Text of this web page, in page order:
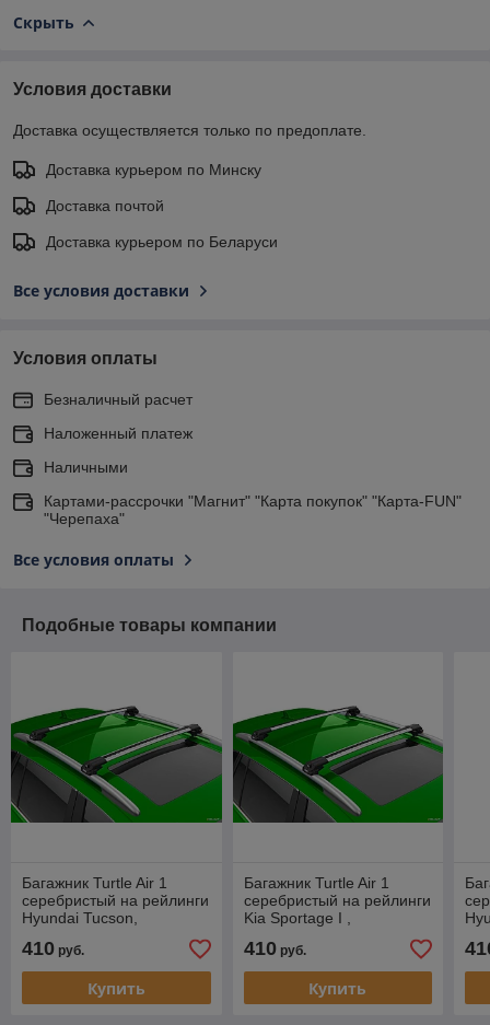
Скрыть
Условия доставки
Доставка осуществляется только по предоплате.
Доставка курьером по Минску
Доставка почтой
Доставка курьером по Беларуси
Все условия доставки
Условия оплаты
Безналичный расчет
Наложенный платеж
Наличными
Картами-рассрочки "Магнит" "Карта покупок" "Карта-FUN"
"Черепаха"
Все условия оплаты
Подобные товары компании
Багажник Turtle Air 1
серебристый на рейлинги
Hyundai Tucson,
внедорожник, 2004-2016
410 руб.
Купить
Багажник Turtle Air 1
серебристый на рейлинги
Kia Sportage I ,
внедорожник, 1996-2006
410руб.
Купить